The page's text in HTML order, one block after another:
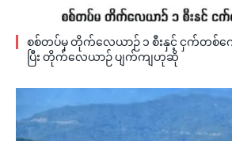
စစ်တပ်မှ တိုက်လေယာဉ် ၁ စီးနှင့် ငှက်တစ်က
ပြီး တိုက်လေယာဉ် ပျက်ကျဟုဆို